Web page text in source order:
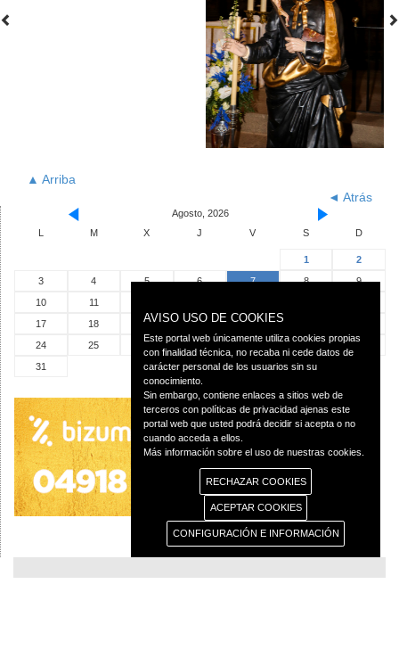
▲ Arriba
◄ Atrás
Agosto, 2026
L
M X J V S D
1
2
3
4 5 6 7 8
9
10
11
17
18 19 20 21
24
25 26 27 28 29
30
31
AVISO USO DE COOKIES
Este portal web únicamente utiliza cookies propias
con finalidad técnica, no recaba ni cede datos de
carácter personal de los usuarios sin su
conocimiento.
Sin embargo, contiene enlaces a sitios web de
terceros con políticas de privacidad ajenas este
portal web que usted podrá decidir si acepta o no
cuando acceda a ellos.
Más información sobre el uso de nuestras cookies.
RECHAZAR COOKIES
ACEPTAR COOKIES
CONFIGURACIÓN E INFORMACIÓN